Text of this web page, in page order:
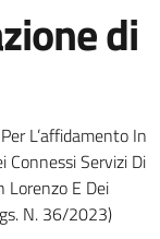
di
L’affidamento In
Connessi Servizi Di
Lorenzo E Dei
N. 36/2023)